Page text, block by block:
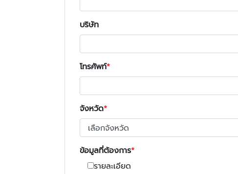
บริษัท
โทรศัพท์
จังหวัด
ข้อมูลที่ต้องการ
รายละเอียด